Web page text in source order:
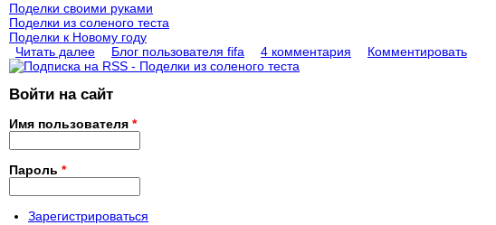
Поделки своими руками
Поделки из соленого теста
Поделки к Новому году
Читать далее
Блог пользователя fifa 4 комментария Комментировать
Войти на сайт
Имя пользователя *
Пароль *
Зарегистрироваться